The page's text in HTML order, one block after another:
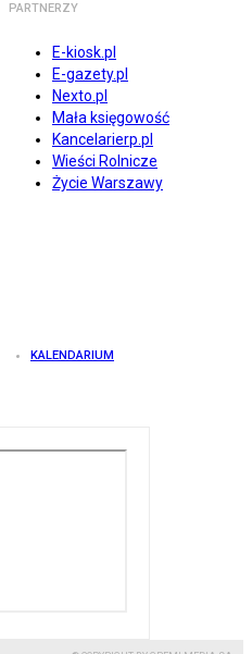
PARTNERZY
E-kiosk.pl
E-gazety.pl
Nexto.pl
Mała księgowość
Kancelarierp.pl
Wieści Rolnicze
Życie Warszawy
KALENDARIUM